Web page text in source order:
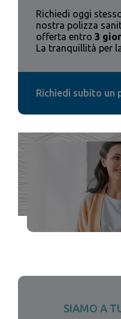
Richiedi oggi
nostra polizza
offerta entro 3
La tranquillità per
Richiedi subito un
SIAMO A